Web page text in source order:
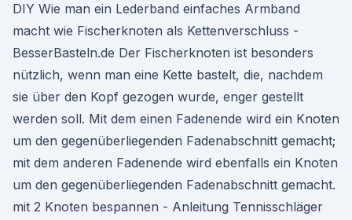
DIY Wie man ein Lederband einfaches Armband
macht wie Fischerknoten als Kettenverschluss -
BesserBasteln.de Der Fischerknoten ist besonders
nützlich, wenn man eine Kette bastelt, die, nachdem
sie über den Kopf gezogen wurde, enger gestellt
werden soll. Mit dem einen Fadenende wird ein Knoten
um den gegenüberliegenden Fadenabschnitt gemacht;
mit dem anderen Fadenende wird ebenfalls ein Knoten
um den gegenüberliegenden Fadenabschnitt gemacht.
mit 2 Knoten bespannen - Anleitung Tennisschläger